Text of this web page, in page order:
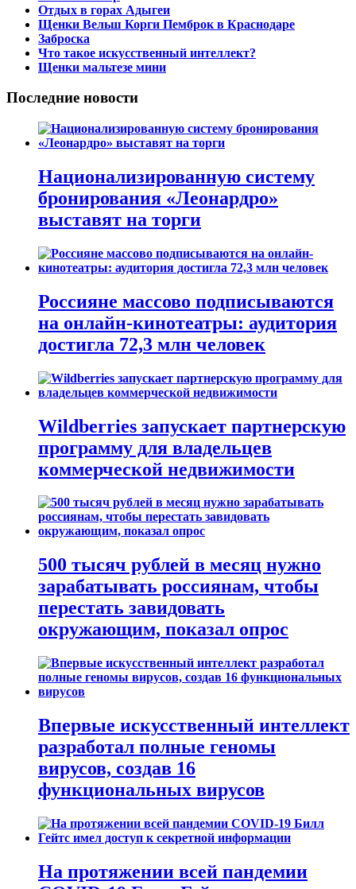
Отдых в горах Адыгеи
Щенки Вельш Корги Пемброк в Краснодаре
Заброска
Что такое искусственный интеллект?
Щенки мальтезе мини
Последние новости
Национализированную систему
бронирования «Леонардро»
выставят на торги
Россияне массово подписываются
на онлайн-кинотеатры: аудитория
достигла 72,3 млн человек
Wildberries запускает партнерскую
программу для владельцев
коммерческой недвижимости
500 тысяч рублей в месяц нужно
зарабатывать россиянам, чтобы
перестать завидовать
окружающим, показал опрос
Впервые искусственный интеллект
разработал полные геномы
вирусов, создав 16
функциональных вирусов
На протяжении всей пандемии